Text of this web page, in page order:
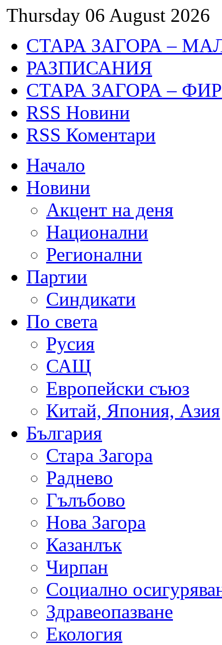
Thursday 06 August 2026
СТАРА ЗАГОРА –
РАЗПИСАНИЯ
СТАРА ЗАГОРА –
RSS Новини
RSS Коментари
Начало
Новини
Акцент на деня
Национални
Регионални
Партии
Синдикати
По света
Русия
САЩ
Европейски съюз
Китай, Япония, Азия
България
Стара Загора
Раднево
Гълъбово
Нова Загора
Казанлък
Чирпан
Социално
Здравеопазване
Екология